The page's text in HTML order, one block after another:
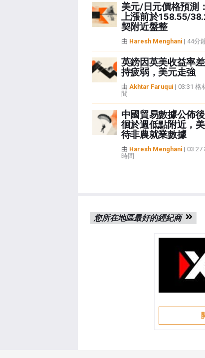
美元/日元價格預測
上漲前於158.55/
契附近盤整
由 Haresh Menghani | 44分
英鎊因英美收益率
持疲弱，美元走強
由 Akhtar Faruqui | 03:31 格
間
中國貿易數據公佈
徊於週低點附近，
待非農就業數據
由 Haresh Menghani | 03:27
時間
您所在地區最好的經紀商